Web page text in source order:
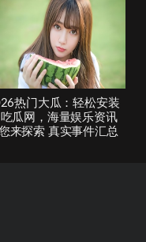
热门大瓜：轻松安装
瓜网，海量娱乐资讯
来探索 真实事件汇总